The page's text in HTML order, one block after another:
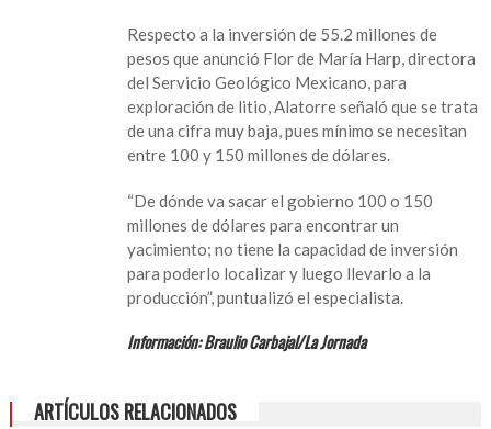
Respecto a la inversión de 55.2 millones de
pesos que anunció Flor de María Harp, directora
del Servicio Geológico Mexicano, para
exploración de litio, Alatorre señaló que se trata
de una cifra muy baja, pues mínimo se necesitan
entre 100 y 150 millones de dólares.
“De dónde va sacar el gobierno 100 o 150
millones de dólares para encontrar un
yacimiento; no tiene la capacidad de inversión
para poderlo localizar y luego llevarlo a la
producción”, puntualizó el especialista.
Información: Braulio Carbajal/La Jornada
ARTÍCULOS RELACIONADOS